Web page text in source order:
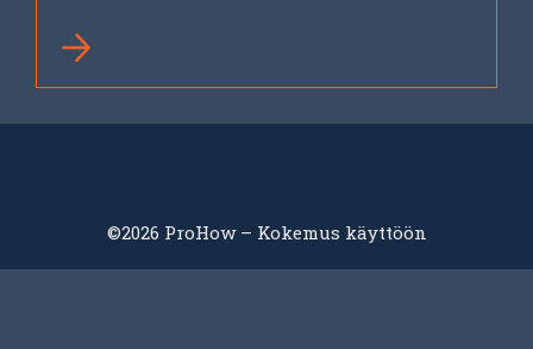
©2026 ProHow – Kokemus käyttöön